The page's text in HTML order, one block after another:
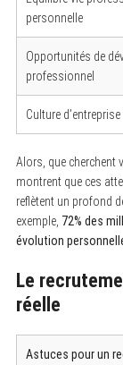
personnelle
Opportunités de
professionnel
Culture
Alors, que cherchent
montrent que ces
reflètent un profond
exemple, 72% des
évolution
Le
réelle
Astuces pour un